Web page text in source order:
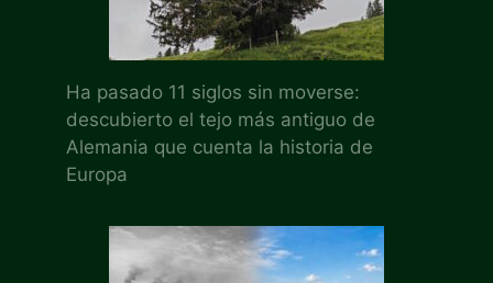
Ha pasado 11 siglos sin moverse:
descubierto el tejo más antiguo de
Alemania que cuenta la historia de
Europa